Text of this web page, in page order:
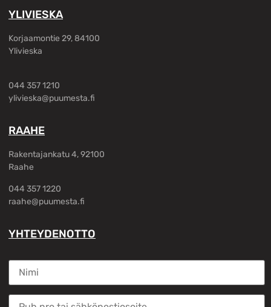
YLIVIESKA
Korjaamontie 29, 84100
Ylivieska
044 357 1210
ylivieska@puumesta.fi
RAAHE
Rakentajankatu 4, 92100
Raahe
044 357 1220
raahe@puumesta.fi
YHTEYDENOTTO